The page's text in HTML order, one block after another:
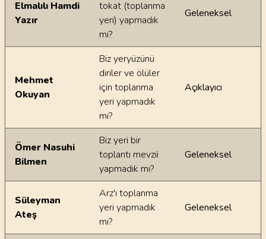
Elmalılı Hamdi
Yazır
tokat (toplanma
yeri) yapmadık
mı?
Geleneksel
Mehmet
Okuyan
Biz yeryüzünü
diriler ve ölüler
için toplanma
yeri yapmadık
mı?
Açıklayıcı
Ömer Nasuhi
Bilmen
Biz yeri bir
toplantı mevzii
yapmadık mı?
Geleneksel
Süleyman
Ateş
Arz'ı toplanma
yeri yapmadık
mı?
Geleneksel